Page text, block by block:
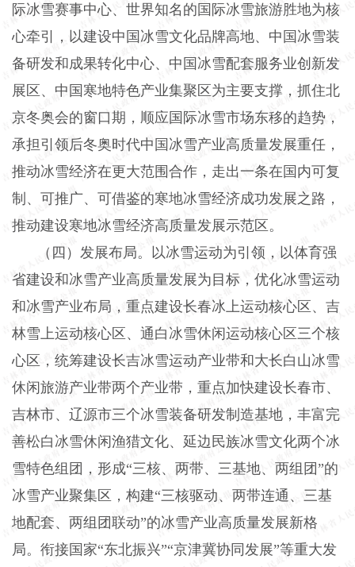
际冰雪赛事中心、世界知名的国际冰雪旅游胜地为核
心牵引，以建设中国冰雪文化品牌高地、中国冰雪装
备研发和成果转化中心、中国冰雪配套服务业创新发
展区、中国寒地特色产业集聚区为主要支撑，抓住北
京冬奥会的窗口期，顺应国际冰雪市场东移的趋势，
承担引领后冬奥时代中国冰雪产业高质量发展重任，
推动冰雪经济在更大范围合作，走出一条在国内可复
制、可推广、可借鉴的寒地冰雪经济成功发展之路，
推动建设寒地冰雪经济高质量发展示范区。
（四）发展布局。以冰雪运动为引领，以体育强
省建设和冰雪产业高质量发展为目标，优化冰雪运动
和冰雪产业布局，重点建设长春冰上运动核心区、吉
林雪上运动核心区、通白冰雪休闲运动核心区三个核
心区，统筹建设长吉冰雪运动产业带和大长白山冰雪
休闲旅游产业带两个产业带，重点加快建设长春市、
吉林市、辽源市三个冰雪装备研发制造基地，丰富完
善松白冰雪休闲渔猎文化、延边民族冰雪文化两个冰
雪特色组团，形成“三核、两带、三基地、两组团”的
冰雪产业聚集区，构建“三核驱动、两带连通、三基
地配套、两组团联动”的冰雪产业高质量发展新格
局。衔接国家“东北振兴”“京津冀协同发展”等重大发